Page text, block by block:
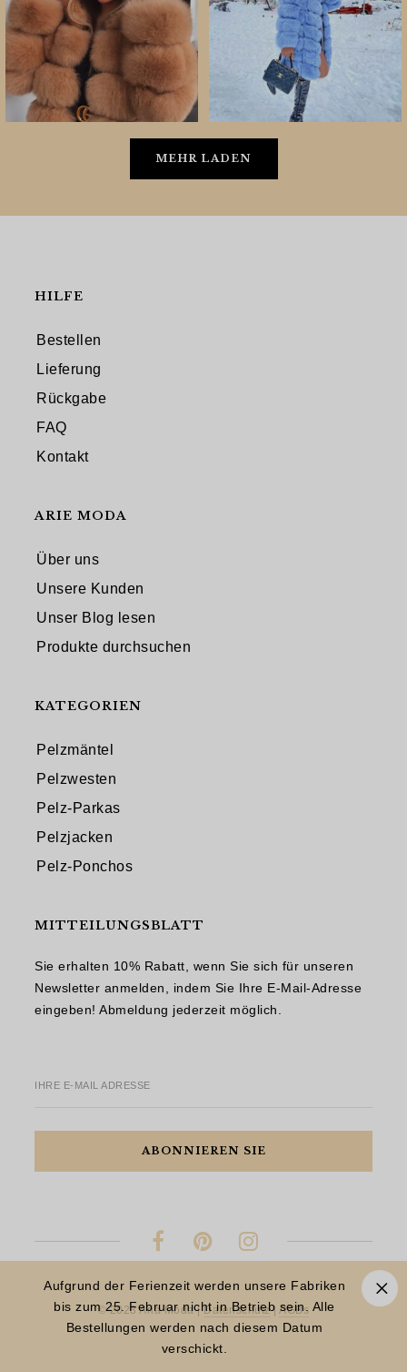
Aufgrund der Ferienzeit werden unsere Fabriken
bis zum 25. Februar nicht in Betrieb sein. Alle
Bestellungen werden nach diesem Datum
verschickt.
MEHR LADEN
HILFE
Bestellen
Lieferung
Rückgabe
FAQ
Kontakt
ARIE MODA
Über uns
Unsere Kunden
Unser Blog lesen
Produkte durchsuchen
KATEGORIEN
Pelzmäntel
Pelzwesten
Pelz-Parkas
Pelzjacken
Pelz-Ponchos
MITTEILUNGSBLATT
Sie erhalten 10% Rabatt, wenn Sie sich für unseren
Newsletter anmelden, indem Sie Ihre E-Mail-Adresse
eingeben! Abmeldung jederzeit möglich.
IHRE E-MAIL ADRESSE
© 2023 Aria Moda |Datenschutz| AGBs